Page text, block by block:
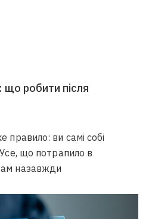
що робити після
правило: ви самі собі
що потрапило в
назавжди